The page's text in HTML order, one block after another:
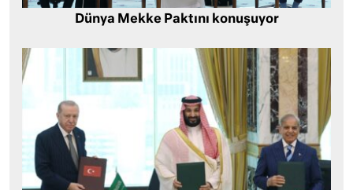
Dünya Mekke Paktını konuşuyor